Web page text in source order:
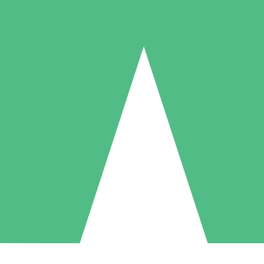
Individuelle Credit-Pakete
nach Bedarf mit Download-Credits. Keine monatliche Verpflichtung